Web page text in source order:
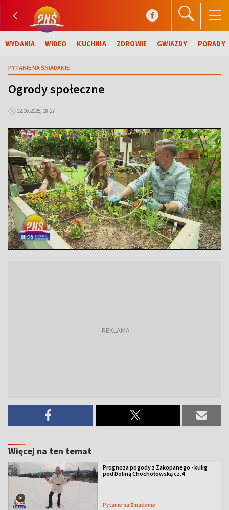
WYDANIA WIDEO KUCHNIA ZDROWIE GWIAZDY PORADY
PYTANIE NA ŚNIADANIE
Ogrody społeczne
02.06.2025, 08:27
Więcej na ten temat
Prognoza pogody z Zakopanego - kulig
pod Doliną Chochołowską cz.4
Pytanie na Śniadanie